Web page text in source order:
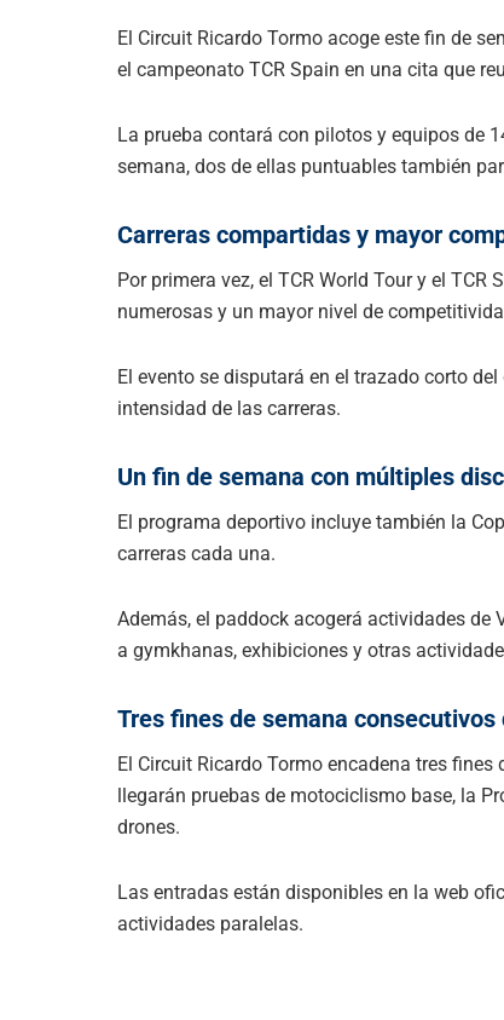
El Circuit Ricardo Tormo acoge este fin de
el campeonato TCR Spain en una cita que
La prueba contará con pilotos y equipos de
semana, dos de ellas puntuables también
Carreras compartidas y mayor
Por primera vez, el TCR World Tour y el
numerosas y un mayor nivel de
El evento se disputará en el trazado corto
intensidad de las carreras.
Un fin de semana con múltiples
El programa deportivo incluye también la
carreras cada una.
Además, el paddock acogerá actividades de
a gymkhanas, exhibiciones y otras
Tres fines de semana
El Circuit Ricardo Tormo encadena tres
llegarán pruebas de motociclismo base, la
drones.
Las entradas están disponibles en la web
actividades paralelas.